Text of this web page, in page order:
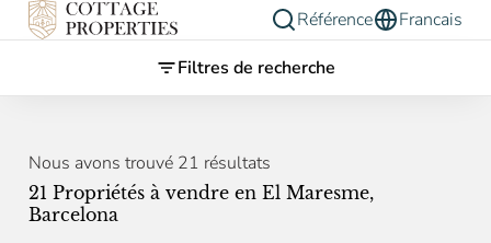
Référence
Francais
Filtres de recherche
Nous avons trouvé 21 résultats
21 Propriétés à vendre en El Maresme,
Barcelona